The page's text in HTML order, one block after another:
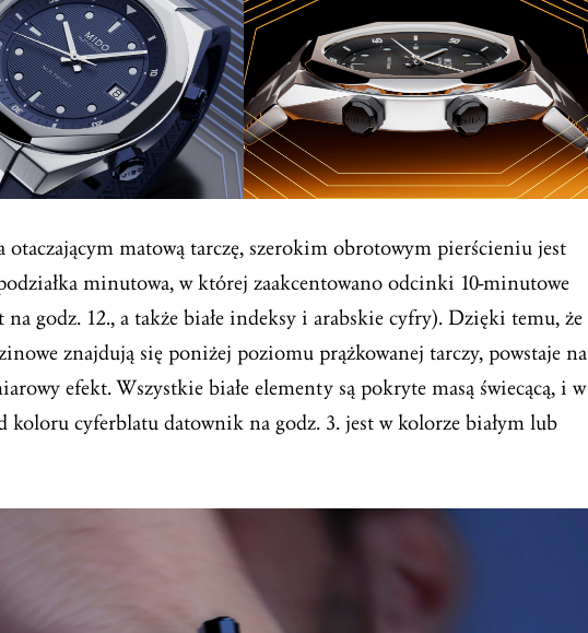
otaczającym matową tarczę, szerokim obrotowym pierścieniu jest
minutowa, w której zaakcentowano odcinki 10-minutowe
na godz. 12., a także białe indeksy i arabskie cyfry). Dzięki temu, że
znajdują się poniżej poziomu prążkowanej tarczy, powstaje na
efekt. Wszystkie białe elementy są pokryte masą świecącą, i w
koloru cyferblatu datownik na godz. 3. jest w kolorze białym lub